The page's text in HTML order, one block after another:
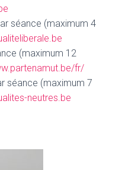
séance (maximum 4
(maximum 12
fr/
séance (maximum 7
neutres.be